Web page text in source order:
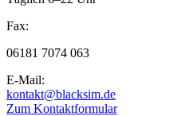
Fax:
06181 7074 063
E-Mail:
kontakt@blacksim.de
Zum Kontaktformular